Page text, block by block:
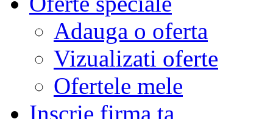
Adauga o oferta
Vizualizati oferte
Ofertele mele
Inscrie firma ta